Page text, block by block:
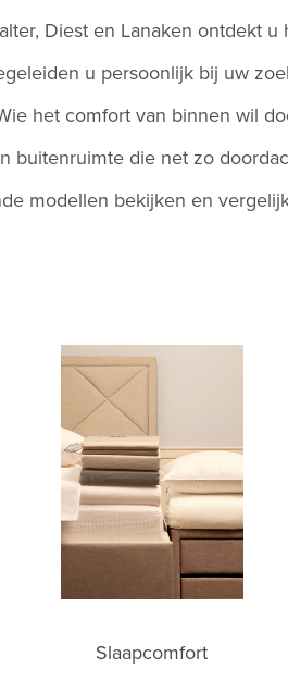
Diest en Lanaken ontdekt
u persoonlijk bij uw
het comfort van binnen wil
buitenruimte die net zo
modellen bekijken en
Slaapcomfort